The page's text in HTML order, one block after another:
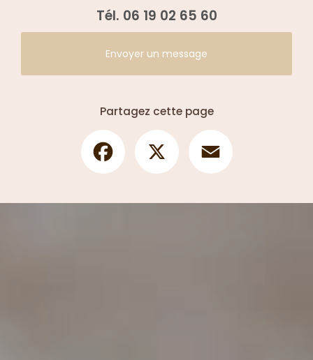
Tél. 06 19 02 65 60
Envoyer un message
Partagez cette page
Facebook